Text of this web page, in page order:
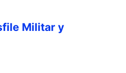
Militar y